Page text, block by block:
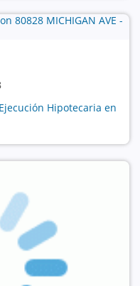
Hipotecaria en